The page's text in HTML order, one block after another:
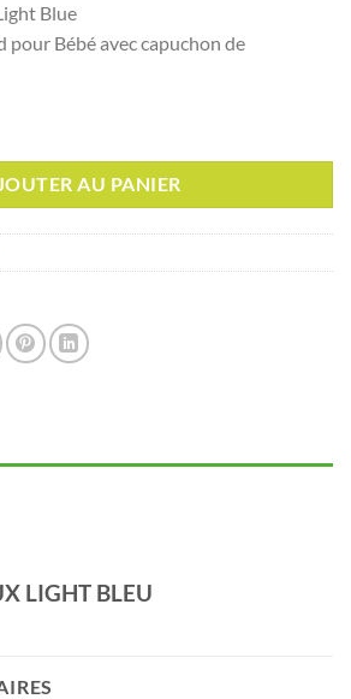
– Light Blue
pour Bébé avec capuchon de
AU PANIER
LIGHT BLEU